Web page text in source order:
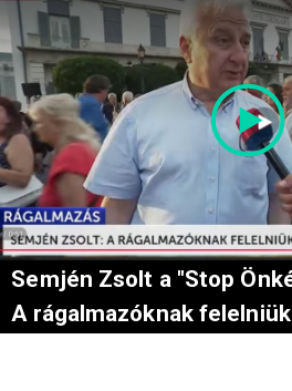
Semjén Zsolt a "Stop
A rágalmazóknak